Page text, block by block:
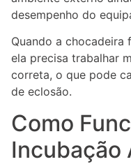
desempenho do
Quando a chocadeira
ela precisa trabalhar
correta, o que pode
de eclosão.
Como
Incubação